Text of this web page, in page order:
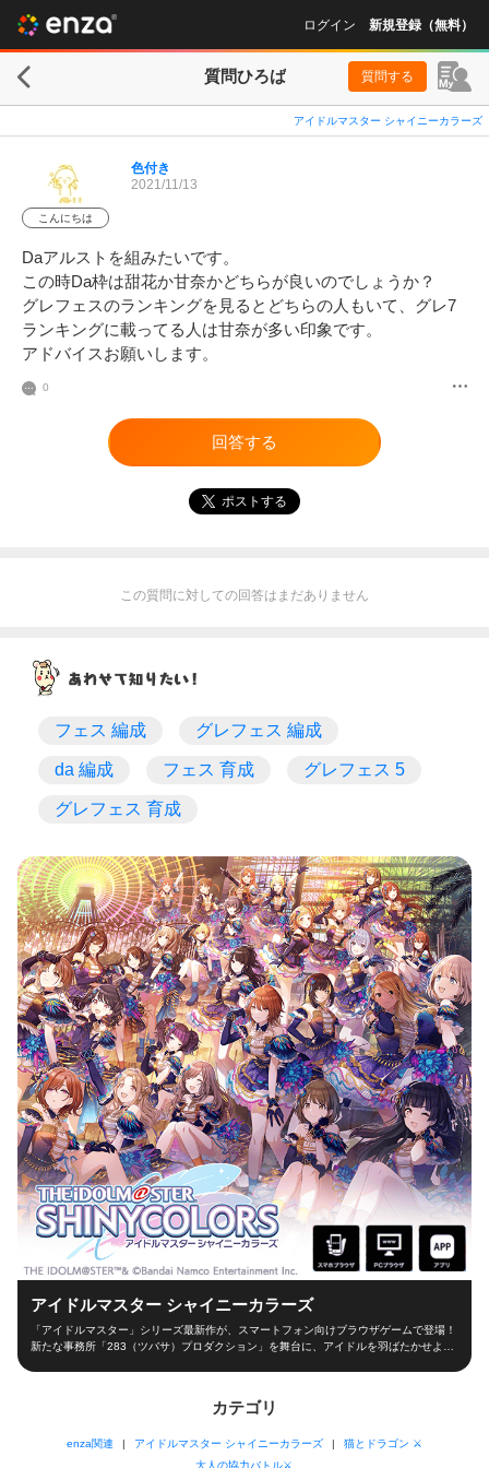
ログイン 新規登録（無料）
質問ひろば 質問する
アイドルマスター シャイニーカラーズ
こんにちは
色付き
2021/11/13
Daアルストを組みたいです。
この時Da枠は甜花か甘奈かどちらが良いのでしょうか？
グレフェスのランキングを見るとどちらの人もいて、グレ7
ランキングに載ってる人は甘奈が多い印象です。
アドバイスお願いします。
0
回答する
ポストする
この質問に対しての回答はまだありません
フェス 編成 グレフェス 編成
da 編成 フェス 育成 グレフェス 5
グレフェス 育成
アイドルマスター シャイニーカラーズ
「アイドルマスター」シリーズ最新作が、スマートフォン向けブラウザゲームで登場！
新たな事務所「283（ツバサ）プロダクション」を舞台に、アイドルを羽ばたかせよ
て、レッスンやお仕事、オーディションなどの行動を選択！限られた期間の中でアイド
出場できるかは、プロデューサーの腕次第！ ■アイドルと信頼関係を深めよう！■ アイ
ドルと信頼関係を築くのもプロデューサーの大切なお仕事！朝の挨拶からライブ直前ま
カテゴリ
enza関連 アイドルマスター シャイニーカラーズ
猫とドラゴン ⚔